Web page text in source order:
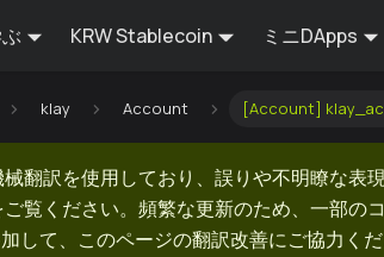
KRW Stablecoin ミニDApps
klay Account [Account]
翻訳を使用しており、誤りや不明瞭な
覧ください。頻繁な更新のため、一部の
して、このページの翻訳改善にご協力くだ